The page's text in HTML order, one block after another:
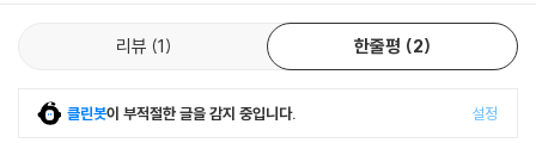
리뷰 1 한줄평 2
클린봇이 부적절한 글을 감지 중입니다. 설정